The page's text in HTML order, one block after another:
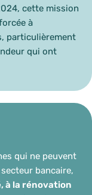
cette mission
à
particulièrement
qui ont
qui ne peuvent
bancaire,
à la rénovation